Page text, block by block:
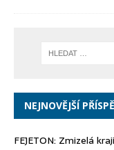
NEJNOVĚJŠÍ
FEJETON: Zmizelá